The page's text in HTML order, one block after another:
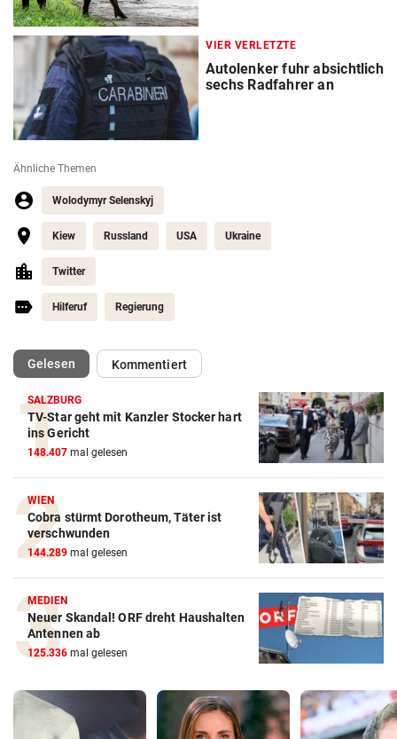
VIER VERLETZTE
Autolenker fuhr absichtlich
sechs Radfahrer an
Ähnliche Themen
Wolodymyr Selenskyj
Kiew Russland USA Ukraine
Twitter
Hilferuf Regierung
Gelesen(ausgewählt)Kommentiert
SALZBURG
TV-Star geht mit Kanzler Stocker hart
ins Gericht
148.407 mal gelesen
WIEN
Cobra stürmt Dorotheum, Täter ist
verschwunden
144.289 mal gelesen
MEDIEN
Neuer Skandal! ORF dreht Haushalten
Antennen ab
125.336 mal gelesen